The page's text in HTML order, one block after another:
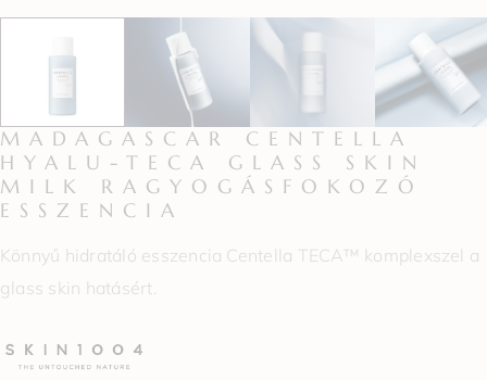
MADAGASCAR CENTELLA
HYALU-TECA GLASS SKIN
MILK RAGYOGÁSFOKOZÓ
ESSZENCIA
Könnyű hidratáló esszencia Centella TECA™ komplexszel a
glass skin hatásért.